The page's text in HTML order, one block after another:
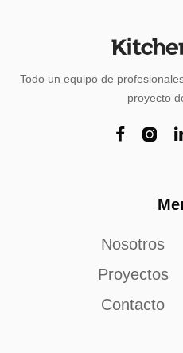
Todo un equipo de
proyecto
 
Nosotros
Proyectos
Contacto